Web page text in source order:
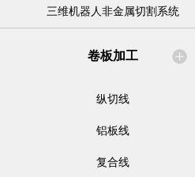
三维机器人非金属切割系统
卷板加工
纵切线
铝板线
复合线